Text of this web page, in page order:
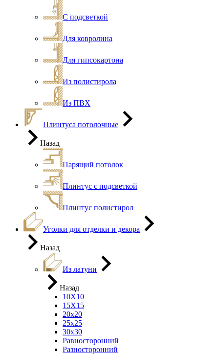
С подсветкой
Для ковролина
Для гипсокартона
Из полистирола
Из ПВХ
Плинтуса потолочные
Назад
Парящий потолок
Плинтус с подсветкой
Плинтус полистирол
Уголки для отделки и декора
Назад
Из латуни
Назад
10Х10
15Х15
20х20
25х25
30х30
Равносторонний
Разносторонний